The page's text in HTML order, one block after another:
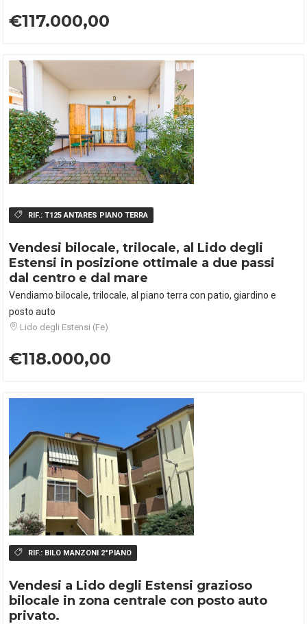
€117.000,00
RIF.:T125 ANTARES PIANO TERRA
Vendesi bilocale, trilocale, al Lido degli
Estensi in posizione ottimale a due passi
dal centro e dal mare
Vendiamo bilocale, trilocale, al piano terra con patio, giardino e
posto auto
Lido degli Estensi (Fe)
€118.000,00
RIF.: BILO MANZONI 2°PIANO
Vendesi a Lido degli Estensi grazioso
bilocale in zona centrale con posto auto
privato.